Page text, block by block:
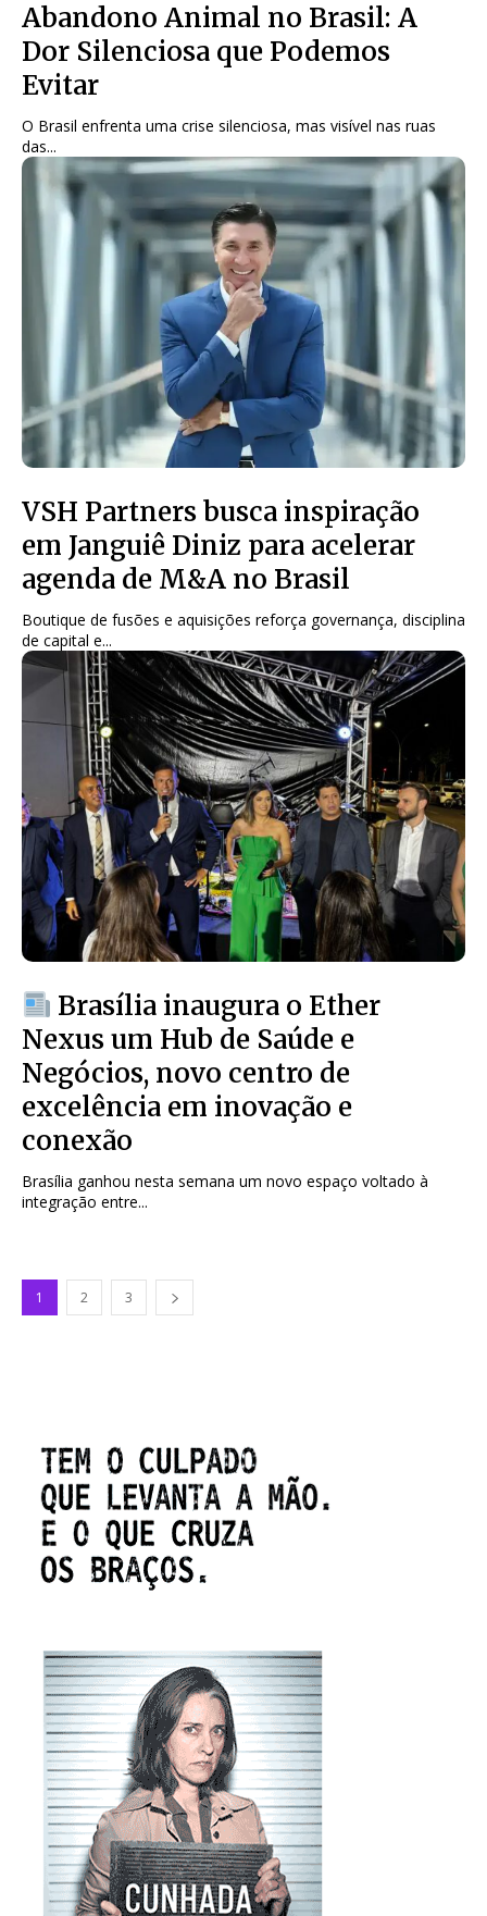
Abandono Animal no Brasil: A
Dor Silenciosa que Podemos
Evitar
O Brasil enfrenta uma crise silenciosa, mas visível nas ruas
das...
VSH Partners busca inspiração
em Janguiê Diniz para acelerar
agenda de M&A no Brasil
Boutique de fusões e aquisições reforça governança, disciplina
de capital e...
Brasília inaugura o Ether
Nexus um Hub de Saúde e
Negócios, novo centro de
excelência em inovação e
conexão
Brasília ganhou nesta semana um novo espaço voltado à
integração entre...
1 2 3